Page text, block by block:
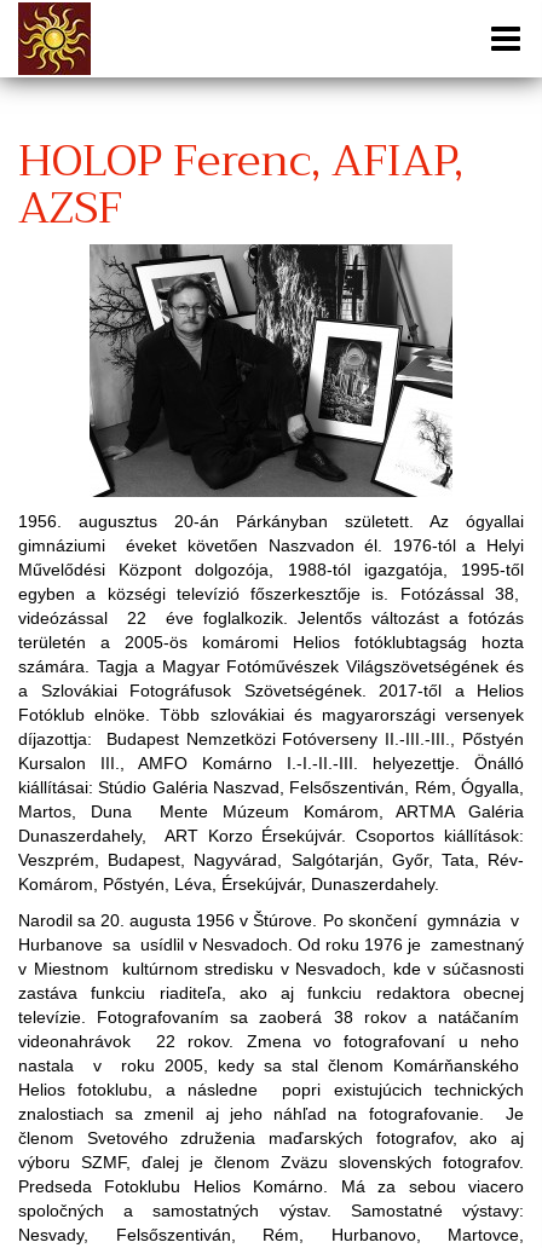
HOLOP Ferenc, AFIAP,
AZSF
1956. augusztus 20-án Párkányban született. Az ógyallai
gimnáziumi éveket követően Naszvadon él. 1976-tól a Helyi
Művelődési Központ dolgozója, 1988-tól igazgatója, 1995-től
egyben a községi televízió főszerkesztője is. Fotózással 38,
videózással 22 éve foglalkozik. Jelentős változást a fotózás
területén a 2005-ös komáromi Helios fotóklubtagság hozta
számára. Tagja a Magyar Fotóművészek Világszövetségének és
a Szlovákiai Fotográfusok Szövetségének. 2017-től a Helios
Fotóklub elnöke. Több szlovákiai és magyarországi versenyek
díjazottja: Budapest Nemzetközi Fotóverseny II.-III.-III., Pőstyén
Kursalon III., AMFO Komárno I.-I.-II.-III. helyezettje. Önálló
kiállításai: Stúdio Galéria Naszvad, Felsőszentiván, Rém, Ógyalla,
Martos, Duna Mente Múzeum Komárom, ARTMA Galéria
Dunaszerdahely, ART Korzo Érsekújvár. Csoportos kiállítások:
Veszprém, Budapest, Nagyvárad, Salgótarján, Győr, Tata, Rév-
Komárom, Pőstyén, Léva, Érsekújvár, Dunaszerdahely.
Narodil sa 20. augusta 1956 v Štúrove. Po skončení gymnázia v
Hurbanove sa usídlil v Nesvadoch. Od roku 1976 je zamestnaný
v Miestnom kultúrnom stredisku v Nesvadoch, kde v súčasnosti
zastáva funkciu riaditeľa, ako aj funkciu redaktora obecnej
televízie. Fotografovaním sa zaoberá 38 rokov a natáčaním
videonahrávok 22 rokov. Zmena vo fotografovaní u neho
nastala v roku 2005, kedy sa stal členom Komárňanského
Helios fotoklubu, a následne popri existujúcich technických
znalostiach sa zmenil aj jeho náhľad na fotografovanie. Je
členom Svetového združenia maďarských fotografov, ako aj
výboru SZMF, ďalej je členom Zväzu slovenských fotografov.
Predseda Fotoklubu Helios Komárno. Má za sebou viacero
spoločných a samostatných výstav. Samostatné výstavy:
Nesvady, Felsőszentiván, Rém, Hurbanovo, Martovce,